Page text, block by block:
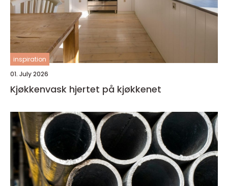
inspiration
01. July 2026
Kjøkkenvask hjertet på kjøkkenet